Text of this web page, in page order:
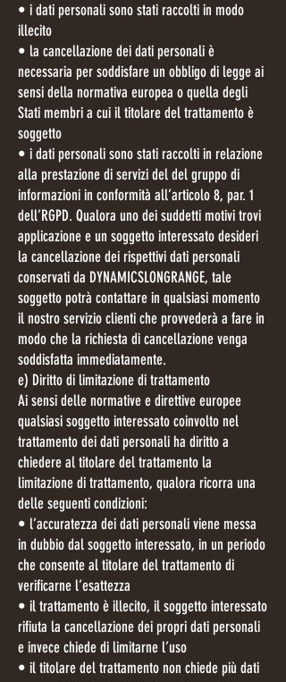
• i dati personali sono stati raccolti in modo
illecito
• la cancellazione dei dati personali è
necessaria per soddisfare un obbligo di legge ai
sensi della normativa europea o quella degli
Stati membri a cui il titolare del trattamento è
soggetto
• i dati personali sono stati raccolti in relazione
alla prestazione di servizi del del gruppo di
informazioni in conformità all’articolo 8, par. 1
dell’RGPD. Qualora uno dei suddetti motivi trovi
applicazione e un soggetto interessato desideri
la cancellazione dei rispettivi dati personali
conservati da DYNAMICSLONGRANGE, tale
soggetto potrà contattare in qualsiasi momento
il nostro servizio clienti che provvederà a fare in
modo che la richiesta di cancellazione venga
soddisfatta immediatamente.
e) Diritto di limitazione di trattamento
Ai sensi delle normative e direttive europee
qualsiasi soggetto interessato coinvolto nel
trattamento dei dati personali ha diritto a
chiedere al titolare del trattamento la
limitazione di trattamento, qualora ricorra una
delle seguenti condizioni:
• l’accuratezza dei dati personali viene messa
in dubbio dal soggetto interessato, in un periodo
che consente al titolare del trattamento di
verificarne l’esattezza
• il trattamento è illecito, il soggetto interessato
rifiuta la cancellazione dei propri dati personali
e invece chiede di limitarne l’uso
• il titolare del trattamento non chiede più dati